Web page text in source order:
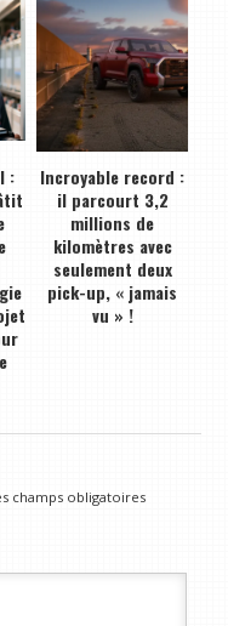
:
Incroyable record :
il parcourt 3,2
millions de
kilomètres avec
seulement deux
pick-up, « jamais
vu » !
champs obligatoires